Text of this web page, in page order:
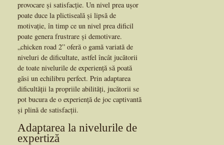
provocare și satisfacție. Un nivel prea ușor
poate duce la plictiseală și lipsă de
motivație, în timp ce un nivel prea dificil
poate genera frustrare și demotivare.
„chicken road 2” oferă o gamă variată de
niveluri de dificultate, astfel încât jucătorii
de toate nivelurile de experiență să poată
găsi un echilibru perfect. Prin adaptarea
dificultății la propriile abilități, jucătorii se
pot bucura de o experiență de joc captivantă
și plină de satisfacții.
Adaptarea la nivelurile de
expertiză